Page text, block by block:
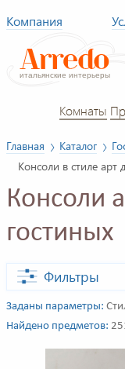
Компания
Комнаты
Главная Каталог
Консоли в стиле арт
Консоли
гостиных
Фильтры
Заданы параметры:
Найдено предметов: